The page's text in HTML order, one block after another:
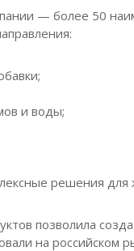
— более 50
и воды;
решения для
позволила
на российском